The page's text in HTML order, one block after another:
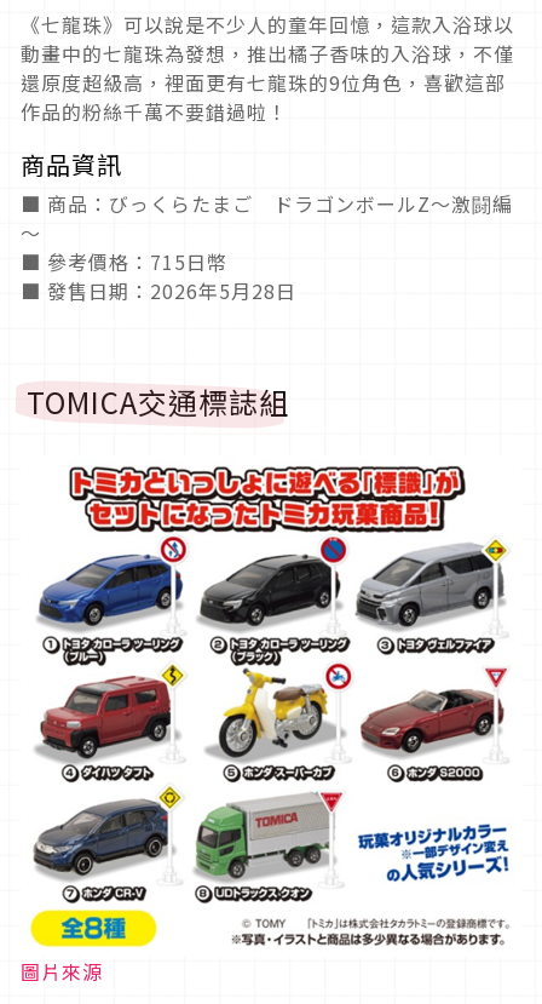
《七龍珠》可以說是不少人的童年回憶，這款入浴球以
動畫中的七龍珠為發想，推出橘子香味的入浴球，不僅
還原度超級高，裡面更有七龍珠的9位角色，喜歡這部
作品的粉絲千萬不要錯過啦！
商品資訊
■ 商品：びっくらたまご ドラゴンボールZ～激闘編
～
■ 參考價格：715日幣
■ 發售日期：2026年5月28日
TOMICA交通標誌組
圖片來源